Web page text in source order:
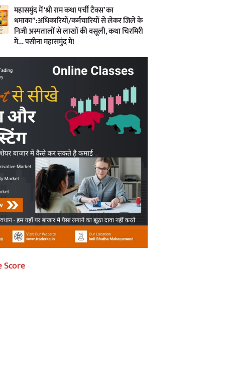
महासमुंद में ‘श्री राम कथा पर्ची टैक्स’ का
धमाका”:अधिकारियों/कर्मचारियों से लेकर जिले के
निजी अस्पतालों से लाखों की वसूली, कथा चिरमिरी
में… पसीना महासमुंद में!
Score